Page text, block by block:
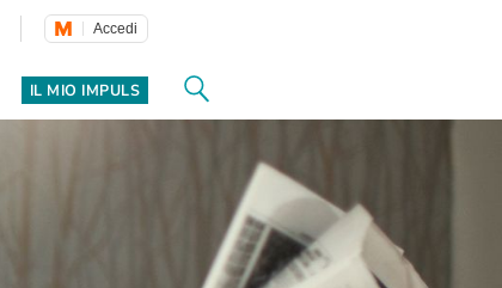
Accedi
IL MIO IMPULS